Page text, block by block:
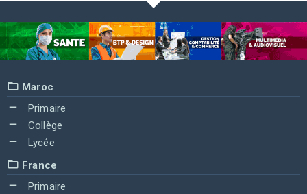
Maroc
Primaire
Collège
Lycée
France
Primaire